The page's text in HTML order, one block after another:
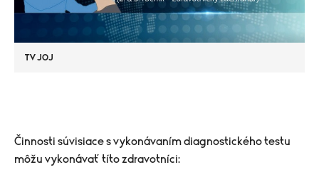
TV JOJ
Činnosti súvisiace s vykonávaním diagnostického testu
môžu vykonávať títo zdravotníci: